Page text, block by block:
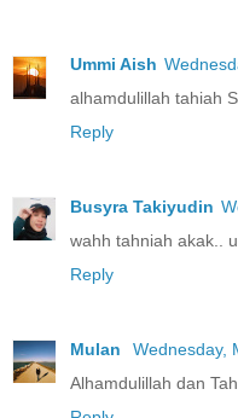
Ummi Aish
alhamdulillah tahiah
Reply
Busyra Takiyudin
wahh tahniah akak..
Reply
Mulan
Wednesday,
Alhamdulillah dan